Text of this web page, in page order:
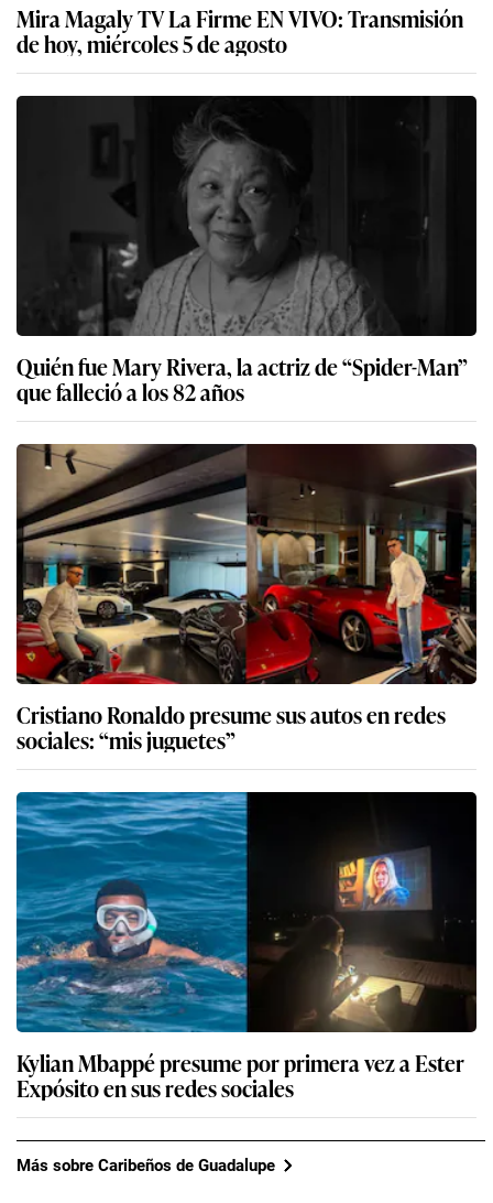
Mira Magaly TV La Firme EN VIVO: Transmisión
de hoy, miércoles 5 de agosto
Quién fue Mary Rivera, la actriz de “Spider-Man”
que falleció a los 82 años
Cristiano Ronaldo presume sus autos en redes
sociales: “mis juguetes”
Kylian Mbappé presume por primera vez a Ester
Expósito en sus redes sociales
Más sobre Caribeños de Guadalupe